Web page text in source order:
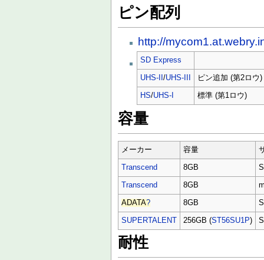
ピン配列
http://
SD Express
UHS-II/UHS-III ピン追加 (第2ロウ)
HS/UHS-I 標準 (第1ロウ)
容量
メーカー 容量
Transcend 8GB
Transcend 8GB
ADATA? 8GB
SUPERTALENT 256GB (ST56SU1P)
耐性